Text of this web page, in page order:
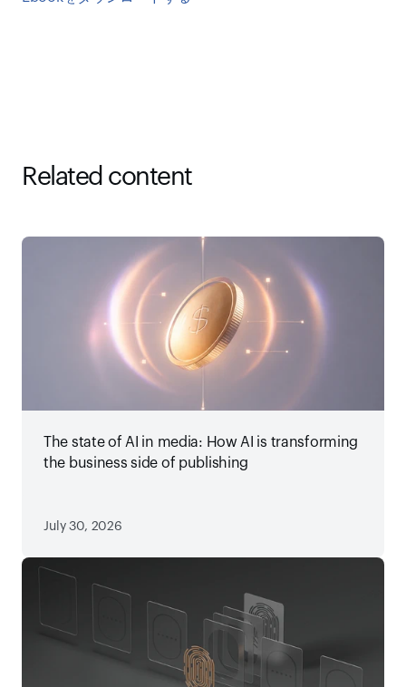
Related content
The state of AI in media: How AI is transforming
the business side of publishing
July 30, 2026